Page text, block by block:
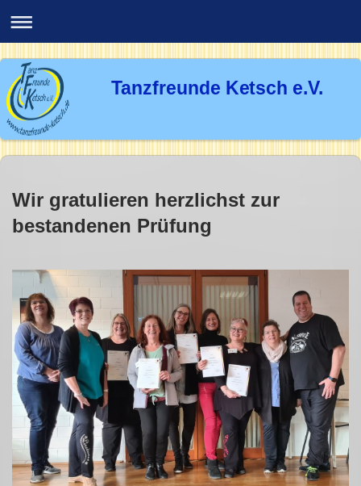
Tanzfreunde Ketsch e.V.
Wir gratulieren herzlichst zur
bestandenen Prüfung